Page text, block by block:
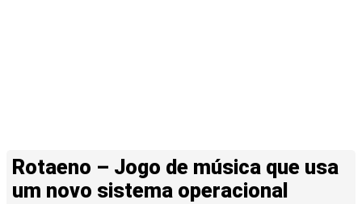
Rotaeno – Jogo de música que usa
um novo sistema operacional